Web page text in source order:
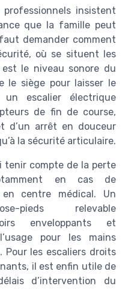
insistent
que la famille peut
demander comment
où se situent les
est le niveau sonore du
le siège pour laisser le
un escalier électrique
de fin de course,
d’un arrêt en douceur
la sécurité articulaire.
tenir compte de la perte
en cas de
centre médical. Un
pieds relevable
enveloppants et
pour les mains
Pour les escaliers droits
il est enfin utile de
d’intervention du